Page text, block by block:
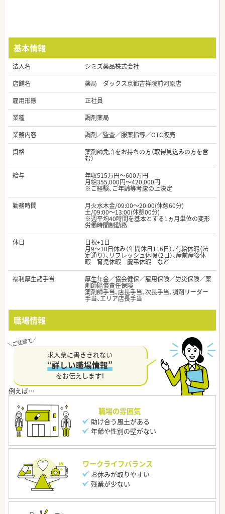
基本情報
法人名
シミズ薬品株式会社
店舗名
薬局 ダックス京都吉祥院前河原店
雇用形態
正社員
業種
調剤薬局
業務内容
調剤／監査／服薬指導／OTC販売
資格
薬剤師免許をお持ちの方（取得見込みの方を含
む）
給与
年収515万円～600万円
月給355,000円～420,000円
※ご経験、ご年齢等考慮の上決定
勤務時間
月火水木金/09:00～20:00(休憩60分)
土/09:00～13:00(休憩00分)
※週平均40時間を基本とする1ヵ月単位の変形
労働時間制勤務
休日
日祝+1日
月9～10日休み（年間休日116日）、有給休暇（法
定通り）、リフレッシュ休暇（2日）、産前産後休
暇 育児休暇 慶弔休暇 など
福利厚生諸手当
厚生年金／協会健保／雇用保険／労災保険／薬
剤師賠償責任保険
薬剤師手当、店長手当、次長手当、調剤リーダー
手当、エリア店長手当
職場情報
求人票に書ききれない
“詳しい職場情報”
をお伝えします！
職場の雰囲気
助け合う風土がある
年齢や性別の壁がない
ワークライフバランス
お休みが取りやすい
残業が少ない